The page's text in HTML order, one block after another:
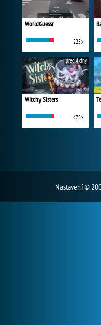
WorldGuessr
225x
Witchy Sisters
475x
před 4 dny
Nastavení©